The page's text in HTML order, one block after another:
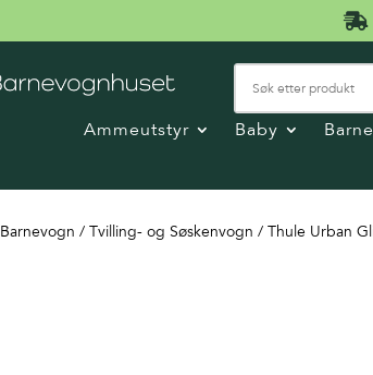

Ammeutstyr Baby
Barnevogn /Tvilling- og Søskenvogn / Thule Urban